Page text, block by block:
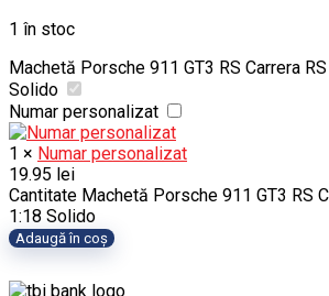
1 în stoc
Machetă Porsche 911 GT3 RS Carrera
Solido
Numar personalizat
1 × Numar personalizat
19.95 lei
Cantitate Machetă Porsche 911 GT3 RS
1:18 Solido
Adaugă în coș